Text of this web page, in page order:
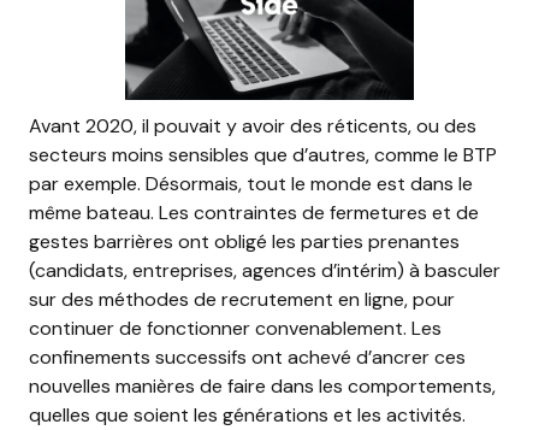
Avant 2020, il pouvait y avoir des réticents, ou des
secteurs moins sensibles que d’autres, comme le BTP
par exemple. Désormais, tout le monde est dans le
même bateau. Les contraintes de fermetures et de
gestes barrières ont obligé les parties prenantes
(candidats, entreprises, agences d’intérim) à basculer
sur des méthodes de recrutement en ligne, pour
continuer de fonctionner convenablement. Les
confinements successifs ont achevé d’ancrer ces
nouvelles manières de faire dans les comportements,
quelles que soient les générations et les activités.